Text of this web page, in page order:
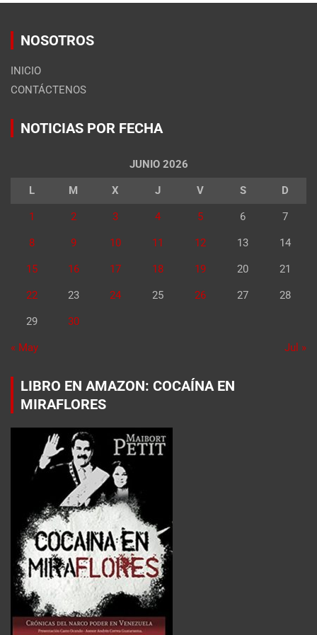
NOSOTROS
INICIO
CONTÁCTENOS
NOTICIAS POR FECHA
JUNIO 2026
L M X J V S D
1 2 3 4 5 6 7
8 9 10 11 12 13 14
15 16 17 18 19 20 21
22 23 24 25 26 27 28
29 30
« May Jul »
LIBRO EN AMAZON: COCAÍNA EN
MIRAFLORES